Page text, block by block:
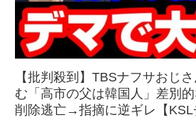
【批判殺到】TBSナフサおじ
む「高市の父は韓国人」差別
削除逃亡→指摘に逆ギレ【KSL